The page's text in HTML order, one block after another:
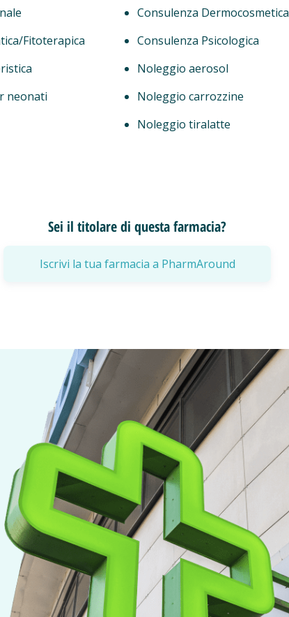
Consulenza Dermocosmetica
Fitoterapica
Consulenza Psicologica
Noleggio aerosol
neonati
Noleggio carrozzine
Noleggio tiralatte
Sei il titolare di questa farmacia?
Iscrivi la tua farmacia a PharmAround